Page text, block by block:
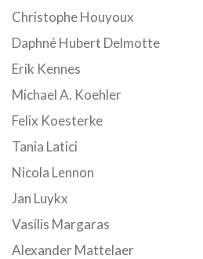
Christophe Houyoux
Daphné Hubert Delmotte
Erik Kennes
Michael A. Koehler
Felix Koesterke
Tania Latici
Nicola Lennon
Jan Luykx
Vasilis Margaras
Alexander Mattelaer